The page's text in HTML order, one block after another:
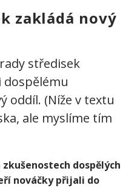
zakládá nový
středisek
dospělému
oddíl. (Níže v textu
ale myslíme tím
dospělých
nováčky přijali do